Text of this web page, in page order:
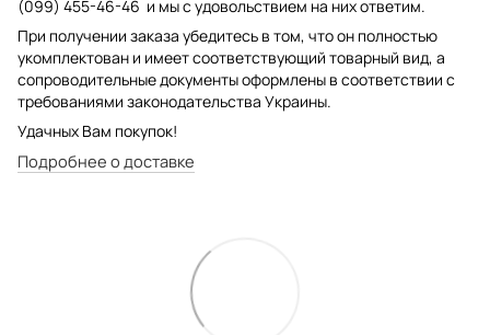
(099) 455-46-46 и мы с удовольствием на них ответим.
При получении заказа убедитесь в том, что он полностью
укомплектован и имеет соответствующий товарный вид, а
сопроводительные документы оформлены в соответствии с
требованиями законодательства Украины.
Удачных Вам покупок!
Подробнее о доставке